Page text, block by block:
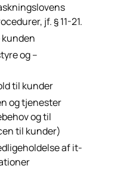
jf. § 11-21.
og –
til kunder
og tjenester
og til
til kunder)
af it-